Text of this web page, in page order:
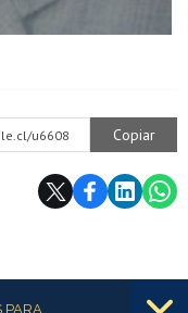
u6608 Copiar
PARA